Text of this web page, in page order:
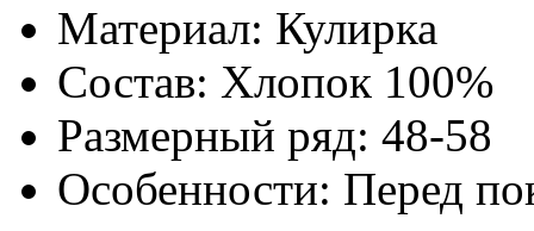
Материал: Кулирка
Состав: Хлопок 100%
Размерный ряд: 48-58
Особенности: Перед